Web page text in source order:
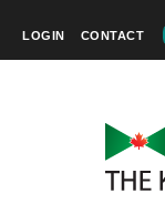
LOGIN CONTACT